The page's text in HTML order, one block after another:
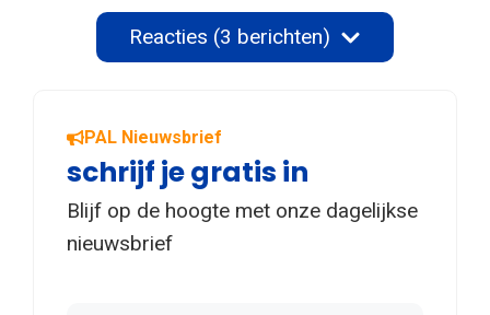
Reacties (3 berichten)
PAL Nieuwsbrief
schrijf je gratis in
Blijf op de hoogte met onze dagelijkse
nieuwsbrief